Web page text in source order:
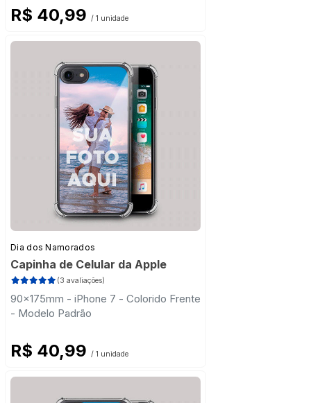
R$ 40,99 / 1 unidade
Dia dos Namorados
Capinha de Celular da Apple
(3 avaliações)
90x175mm - iPhone 7 - Colorido Frente
- Modelo Padrão
R$ 40,99 / 1 unidade